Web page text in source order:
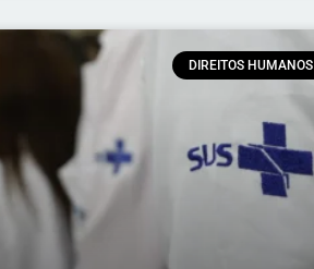
DIREITOS HUMANOS